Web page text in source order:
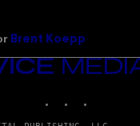
Brent Koepp